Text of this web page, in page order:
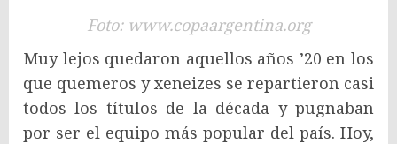
Foto: www.copaargentina.org
Muy lejos quedaron aquellos años ’20 en los
que quemeros y xeneizes se repartieron casi
todos los títulos de la década y pugnaban
por ser el equipo más popular del país. Hoy,